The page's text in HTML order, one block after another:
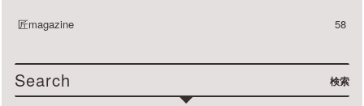
匠magazine
58
Search 検索